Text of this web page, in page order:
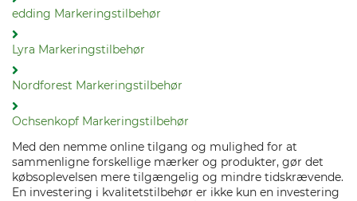
edding Markeringstilbehør
Lyra Markeringstilbehør
Nordforest Markeringstilbehør
Ochsenkopf Markeringstilbehør
Med den nemme online tilgang og mulighed for at
sammenligne forskellige mærker og produkter, gør det
købsoplevelsen mere tilgængelig og mindre tidskrævende.
En investering i kvalitetstilbehør er ikke kun en investering